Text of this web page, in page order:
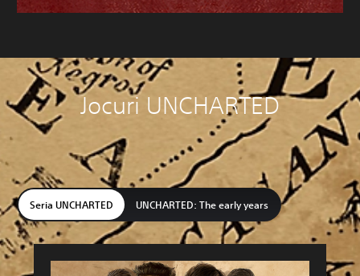
Jocuri UNCHARTED
Seria UNCHARTED UNCHARTED: The early years